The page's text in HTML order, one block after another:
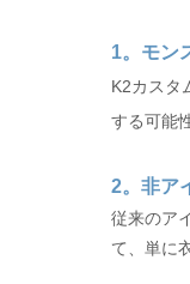
1。モン
K2カスタ
する可能
2。非ア
従来のア
て、単に